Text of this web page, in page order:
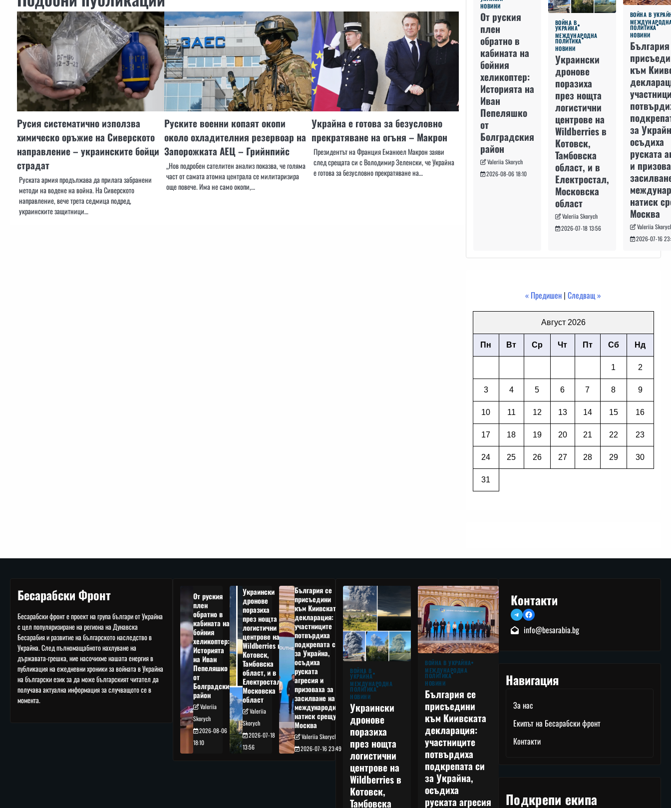
Русия систематично използва
химическо оръжие на Сиверското
направление – украинските бойци
страдат
Руската армия продължава да прилага забранени
методи на водене на война. На Сиверското
направление, вече трета седмица подред,
украинските защитници…
Руските военни копаят окопи
около охладителния резервоар на
Запорожката АЕЦ – Грийнпийс
„Нов подробен сателитен анализ показва, че голяма
част от самата атомна централа се милитаризира
още повече. Има не само окопи,…
Украйна е готова за безусловно
прекратяване на огъня – Макрон
Президентът на Франция Еманюел Макрон заяви
след срещата си с Володимир Зеленски, че Украйна
е готова за безусловно прекратяване на…
НОВИНИ
От руския
плен
обратно в
кабината на
бойния
хеликоптер:
Историята на
Иван
Пепеляшко
от
Болградския
район
Valeriia Skorych
2026-08-06 18:10
ВОЙНА В
УКРАЙНА
МЕЖДУНАРОДНА
ПОЛИТИКА
НОВИНИ
Украински
дронове
поразиха
през нощта
логистични
центрове на
Wildberries в
Котовск,
Тамбовска
област, и в
Електростал,
Московска
област
Valeriia Skorych
2026-07-18 13:56
ВОЙНА В
ПОЛИТИКА
НОВИНИ
към
за
осъдиха
руската
и
натиск
Москва
Valeriia
2026-07-16
« Предишен |Следващ »
Август 2026
Пн Вт Ср Чт Пт Сб Нд
1 2
3 4 5 6 7 8 9
10 11 12 13 14 15 16
17 18 19 20 21 22 23
24 25 26 27 28 29 30
31
Бесарабски Фронт
Бесарабски фронт е проект на група българи от Украйна
с цел популяризиране на региона на Дунавска
Бесарабия и развитие на българското наследство в
Украйна. След пълномащабното нахлуване на
държавата-грешка, ние насочихме нашата енергия в
публикация на ежедневни хроники за войната в Украйна
на български език за да може българският читател да
получава актуална информация за случващото се в
момента.
От руския
плен
обратно в
кабината на
бойния
хеликоптер:
Историята
на Иван
Пепеляшко
от
Болградския
район
Valeriia
Skorych
2026-08-06
18:10
Украински
дронове
поразиха
през нощта
логистични
центрове на
Wildberries в
Котовск,
Тамбовска
област, и в
Електростал,
Московска
област
Valeriia
Skorych
2026-07-18
13:56
България се
присъедини
към Киивската
декларация:
участниците
потвърдиха
подкрепата си
за Украйна,
осъдиха
руската
агресия и
призоваха за
засилване на
международния
натиск срещу
Москва
Valeriia Skorych
2026-07-16 23:49
ВОЙНА В
УКРАЙНА
МЕЖДУНАРОДНА
ПОЛИТИКА
НОВИНИ
Украински
дронове
поразиха
през нощта
логистични
центрове на
Wildberries в
Котовск,
Тамбовска
ВОЙНА В УКРАЙНА
МЕЖДУНАРОДНА
ПОЛИТИКА
НОВИНИ
България се
присъедини
към Киивската
декларация:
участниците
потвърдиха
подкрепата си
за Украйна,
осъдиха
руската агресия
Контакти
TelegramFacebook
info@besarabia.bg
Навигация
За нас
Екипът на Бесарабски фронт
Контакти
Подкрепи екипа